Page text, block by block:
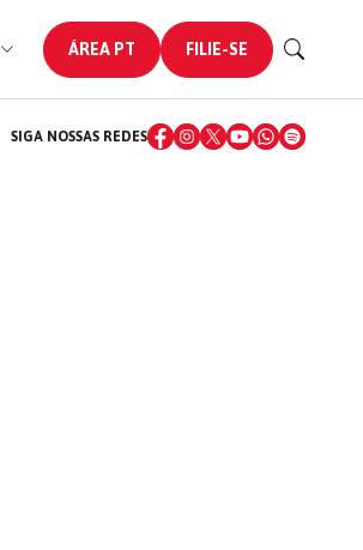
ÁREA PT FILIE-SE
SIGA NOSSAS REDES